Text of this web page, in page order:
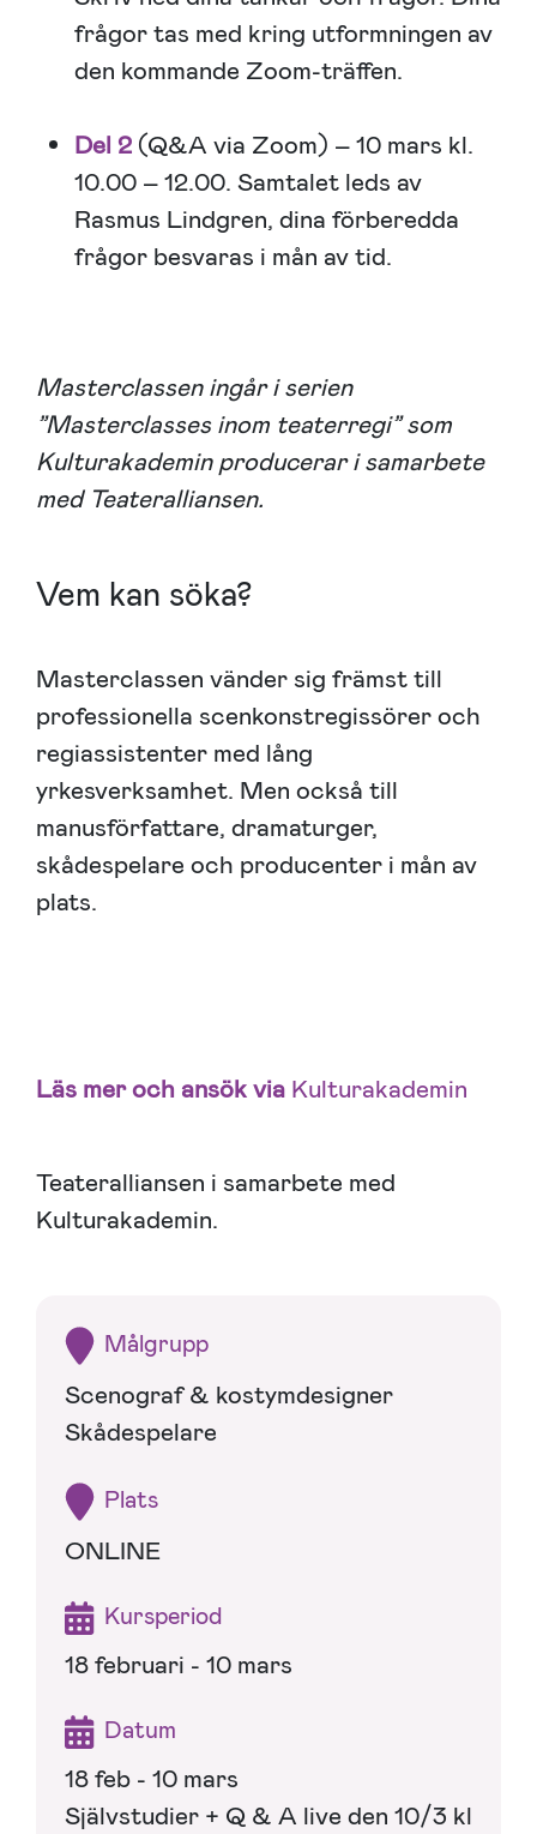
frågor tas med kring utformningen av
den kommande Zoom-träffen.
Del 2 (Q&A via Zoom) – 10 mars kl.
10.00 – 12.00. Samtalet leds av
Rasmus Lindgren, dina förberedda
frågor besvaras i mån av tid.
Masterclassen ingår i serien
”Masterclasses inom teaterregi” som
Kulturakademin producerar i samarbete
med Teateralliansen.
Vem kan söka?
Masterclassen vänder sig främst till
professionella scenkonstregissörer och
regiassistenter med lång
yrkesverksamhet. Men också till
manusförfattare, dramaturger,
skådespelare och producenter i mån av
plats.
Läs mer och ansök via Kulturakademin
Teateralliansen i samarbete med
Kulturakademin.
Målgrupp
Scenograf & kostymdesigner
Skådespelare
Plats
ONLINE
Kursperiod
18 februari - 10 mars
Datum
18 feb - 10 mars
Självstudier + Q & A live den 10/3 kl